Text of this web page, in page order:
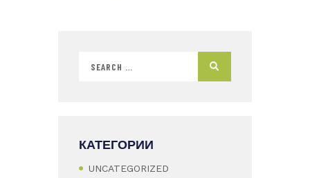
КАТЕГОРИИ
UNCATEGORIZED